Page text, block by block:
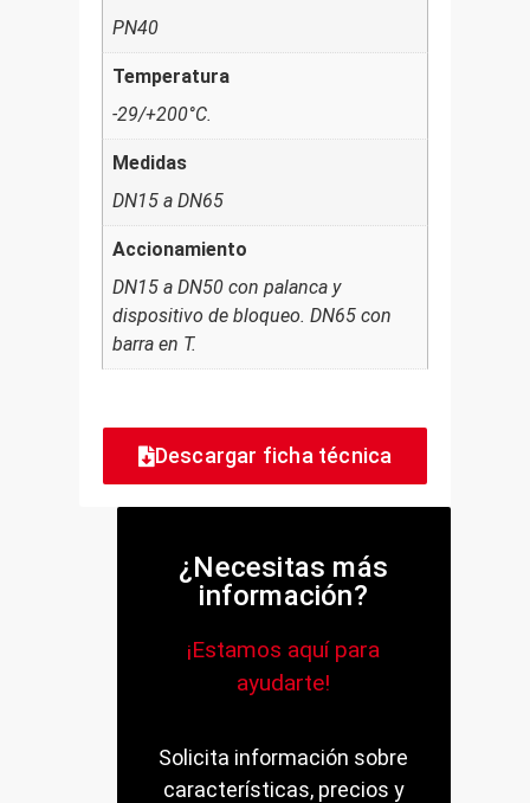
PN40
Temperatura
-29/+200°C.
Medidas
DN15 a DN65
Accionamiento
DN15 a DN50 con palanca y
dispositivo de bloqueo. DN65 con
barra en T.
Descargar ficha técnica
¿Necesitas más
información?
¡Estamos aquí para
ayudarte!
Solicita información sobre
características, precios y